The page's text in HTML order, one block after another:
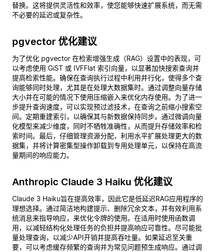
替换。这将提供灵活性和效率，使您能够快速扩展系统，而无需
不必要的延迟或复杂性。
pgvector 优化建议
为了优化 pgvector 在检索增强生成（RAG）设置中的表现，可
以考虑使用 GiST 或 IVFFlat 索引向量，以显著加快搜索查询并
提高检索性能。确保在查询执行过程中利用并行化，使得多个查
询能够同时处理，尤其是在处理大数据集时。通过调整向量存储
大小并在可能的情况下使用压缩嵌入来优化内存使用。为了进一
步提升查询速度，可以实现预过滤技术，在查询之前缩小搜索空
间。定期重建索引，以确保其与新数据保持同步。通过微调向量
化模型来减少维度，同时不牺牲准确性，从而提升存储效率和检
索时间。最后，仔细管理资源分配，利用水平扩展处理更大的数
据集，并将计算密集型操作卸载到专用处理单元，以保持在高流
量期间的响应能力。
Anthropic Claude 3 Haiku 优化建议
Claude 3 Haiku旨在提高效率，因此它是低延迟RAG应用程序的
理想选择。通过简洁地构建提示、删除冗余文本，并有效利用系
统消息来指导响应，来优化令牌的使用。在适用时使用函数调
用，以减轻结构化处理任务的负担并提高响应可靠性。尽可能批
量处理查询，以减少API开销并提高吞吐量。如果延迟至关重
要，可以考虑缓存频繁的查询并为常见问题预生成响应。通过调